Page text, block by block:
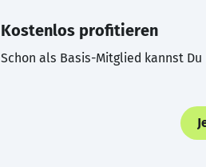
Kostenlos profitieren
Schon als Basis-Mitglied kannst